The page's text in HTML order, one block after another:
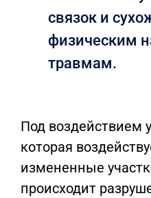
связок и
физическим
травмам.
Под воздействием
которая
измененные
происходит